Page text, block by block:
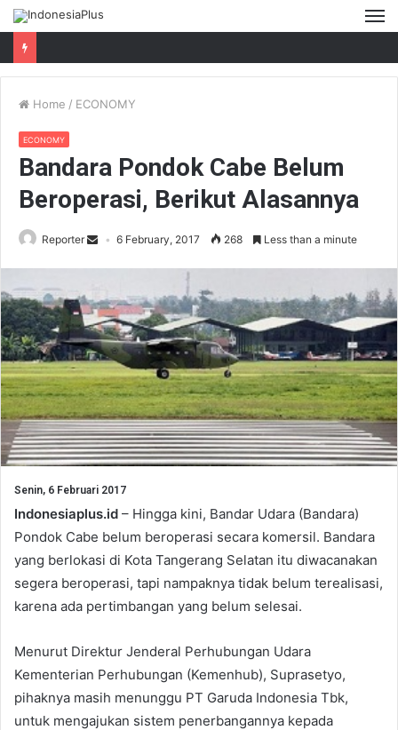
Home / ECONOMY
ECONOMY
Bandara Pondok Cabe Belum
Beroperasi, Berikut Alasannya
Reporter 6 February, 2017 268 Less than a minute
Senin, 6 Februari 2017
Indonesiaplus.id – Hingga kini, Bandar Udara (Bandara)
Pondok Cabe belum beroperasi secara komersil. Bandara
yang berlokasi di Kota Tangerang Selatan itu diwacanakan
segera beroperasi, tapi nampaknya tidak belum terealisasi,
karena ada pertimbangan yang belum selesai.
Menurut Direktur Jenderal Perhubungan Udara
Kementerian Perhubungan (Kemenhub), Suprasetyo,
pihaknya masih menunggu PT Garuda Indonesia Tbk,
untuk mengajukan sistem penerbangannya kepada